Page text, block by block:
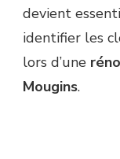
devient
identifier les
lors d’une
Mougins.